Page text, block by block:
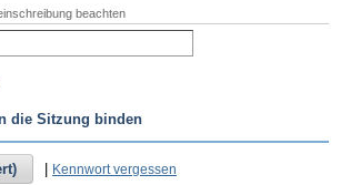
beachten
die Sitzung binden
Kennwort vergessen